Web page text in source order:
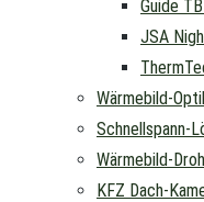
Guide
JSA
Wärmebild-
Schnellspann-
Wärmebild-
KFZ Dach-